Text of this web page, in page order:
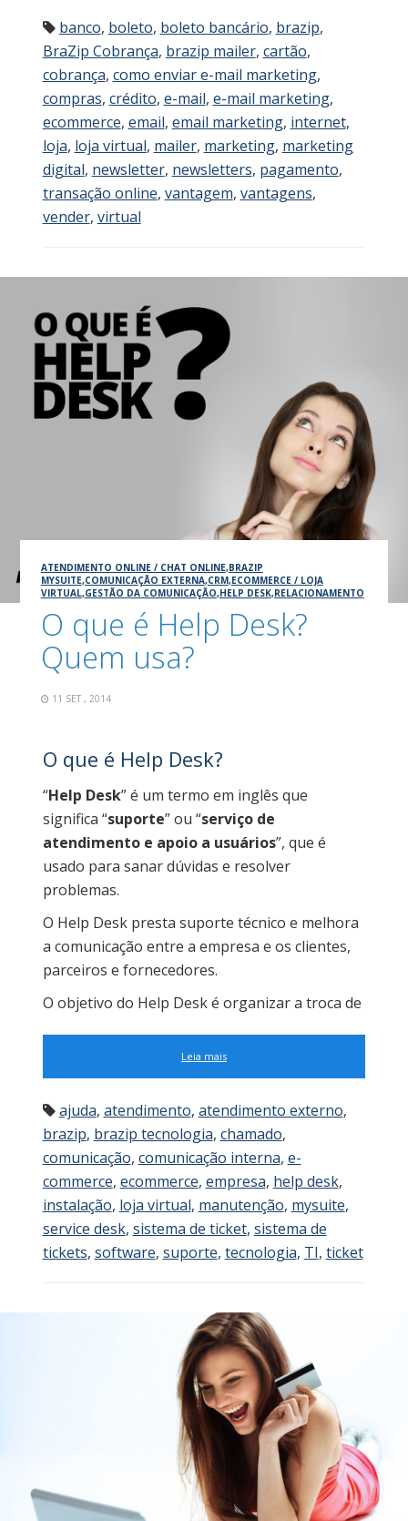
banco, boleto, boleto bancário, brazip,
BraZip Cobrança, brazip mailer, cartão,
cobrança, como enviar e-mail marketing,
compras, crédito, e-mail, e-mail marketing,
ecommerce, email, email marketing, internet,
loja, loja virtual, mailer, marketing, marketing
digital, newsletter, newsletters, pagamento,
transação online, vantagem, vantagens,
vender, virtual
ATENDIMENTO ONLINE / CHAT ONLINE,BRAZIP
MYSUITE,COMUNICAÇÃO EXTERNA,CRM,ECOMMERCE / LOJA
VIRTUAL,GESTÃO DA COMUNICAÇÃO,HELP DESK,RELACIONAMENTO
O que é Help Desk?
Quem usa?
11 SET , 2014
O que é Help Desk?
“Help Desk” é um termo em inglês que
significa “suporte” ou “serviço de
atendimento e apoio a usuários”, que é
usado para sanar dúvidas e resolver
problemas.
O Help Desk presta suporte técnico e melhora
a comunicação entre a empresa e os clientes,
parceiros e fornecedores.
O objetivo do Help Desk é organizar a troca de
Leia mais
ajuda, atendimento, atendimento externo,
brazip, brazip tecnologia, chamado,
comunicação, comunicação interna, e-
commerce, ecommerce, empresa, help desk,
instalação, loja virtual, manutenção, mysuite,
service desk, sistema de ticket, sistema de
tickets, software, suporte, tecnologia, TI, ticket